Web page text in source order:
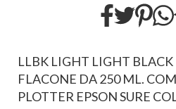
LLBK LIGHT LIGHT
FLACONE DA 250 ML.
PLOTTER EPSON SURE